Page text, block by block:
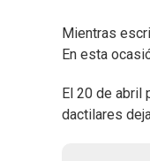
Mientras
En esta
El 20 de abril
dactilares